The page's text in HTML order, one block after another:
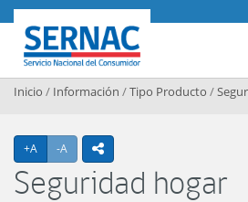
Contenido principal
SERNAC
Inicio / Información /Tipo Producto /
+A Agrandar texto
-A Achicar textoicono compartir
Seguridad hogar